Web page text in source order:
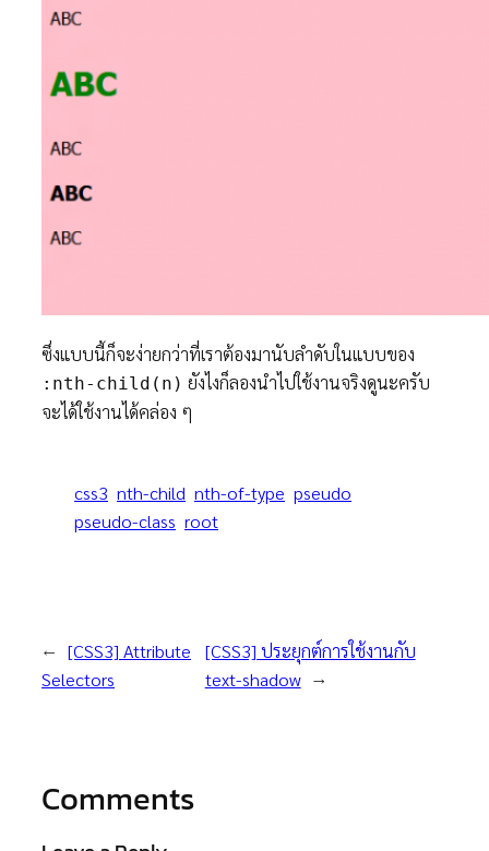
ซึ่งแบบนี้ก็จะง่ายกว่าที่เราต้องมานับลำดับในแบบของ
:nth-child(n) ยังไงก็ลองนำไปใช้งานจริงดูนะครับ
จะได้ใช้งานได้คล่อง ๆ
css3 nth-child nth-of-type pseudo
pseudo-class root
← [CSS3] Attribute
Selectors
[CSS3] ประยุกต์การใช้งานกับ
text-shadow →
Comments